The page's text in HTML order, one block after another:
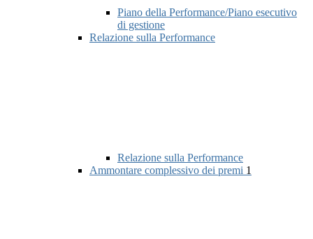
Piano della Performance/Piano esecutivo
di gestione
Relazione sulla Performance
Relazione sulla Performance
Ammontare complessivo dei premi 1